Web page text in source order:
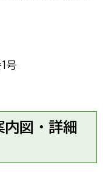
号
図・詳細